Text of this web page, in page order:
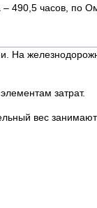
490,5 часов, по
На
затрат.
вес